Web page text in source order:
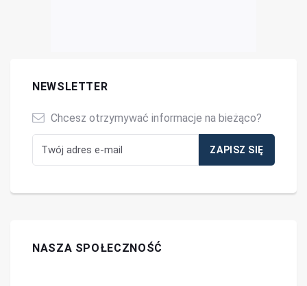
NEWSLETTER
Chcesz otrzymywać informacje na bieżąco?
NASZA SPOŁECZNOŚĆ